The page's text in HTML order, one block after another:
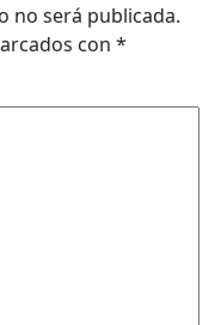
no será publicada.
con *